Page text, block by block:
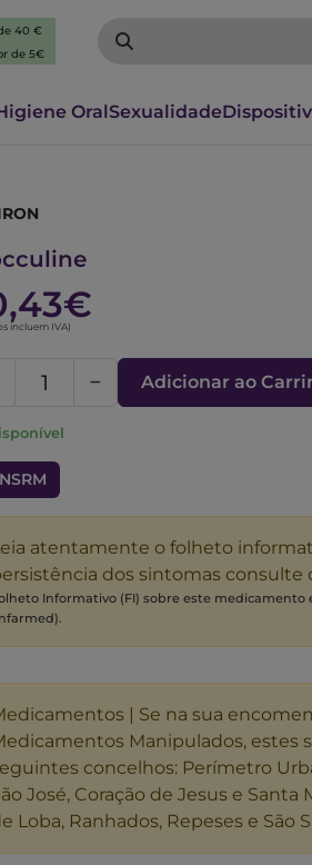
40 €
de 5€
OralSexualidade
incluem IVA)
Adicionar ao
atentamente o folheto
dos sintomas
Informativo (FI) sobre este
| Se na sua
Manipulados, estes
concelhos: Perímetro
José, Coração de Jesus e Santa
Loba, Ranhados, Repeses e São